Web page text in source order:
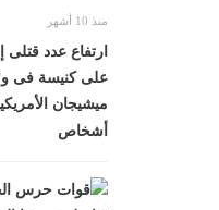
منذ 10 أشهر
ارتفاع عدد قتلى
على كنيسة فى
أشخاص